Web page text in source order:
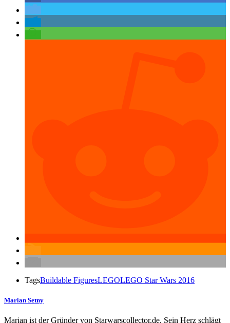
TagsBuildable FiguresLEGOLEGO Star Wars 2016
Marian Setny
Marian ist der Gründer von Starwarscollector.de. Sein Herz schlägt